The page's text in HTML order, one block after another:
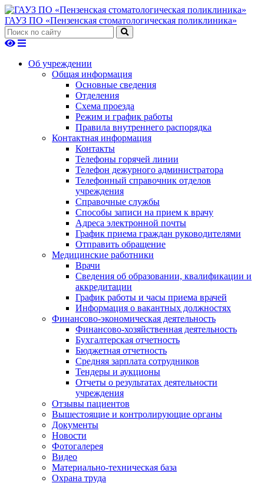
ГАУЗ ПО «Пензенская стоматологическая поликлиника»
Об учреждении
Общая информация
Основные сведения
Отделения
Схема проезда
Режим и график работы
Правила внутреннего распорядка
Контактная информация
Контакты
Телефоны горячей линии
Телефон дежурного администратора
Телефонный справочник отделов
учреждения
Справочные службы
Способы записи на прием к врачу
Адреса электронной почты
График приема граждан руководителями
Отправить обращение
Медицинские работники
Врачи
Сведения об образовании, квалификации и
аккредитации
График работы и часы приема врачей
Информация о вакантных должностях
Финансово-экономическая деятельность
Финансово-хозяйственная деятельность
Бухгалтерская отчетность
Бюджетная отчетность
Средняя зарплата сотрудников
Тендеры и аукционы
Отчеты о результатах деятельности
учреждения
Отзывы пациентов
Вышестоящие и контролирующие органы
Документы
Новости
Фотогалерея
Видео
Материально-техническая база
Охрана труда